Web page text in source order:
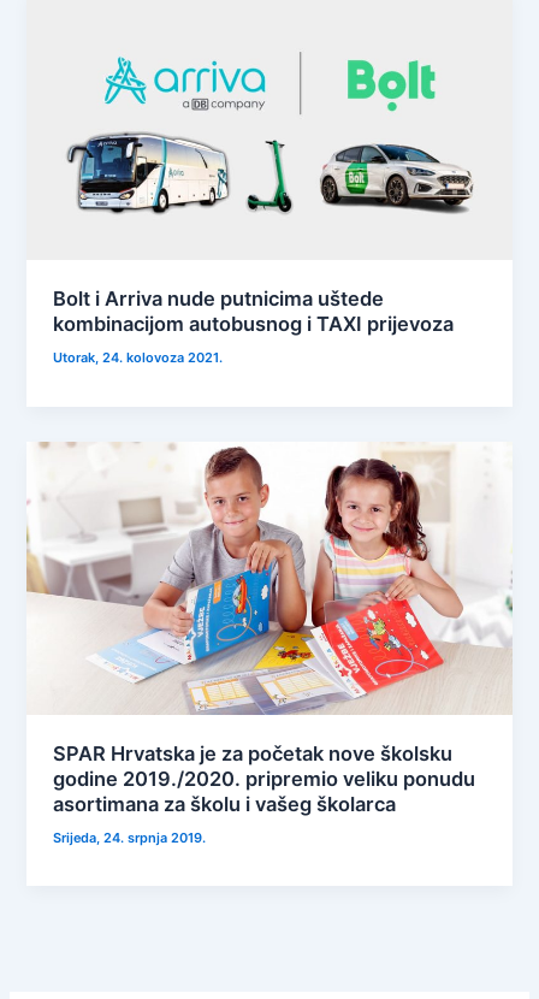
Bolt i Arriva nude putnicima uštede
kombinacijom autobusnog i TAXI prijevoza
Utorak, 24. kolovoza 2021.
SPAR Hrvatska je za početak nove školsku
godine 2019./2020. pripremio veliku ponudu
asortimana za školu i vašeg školarca
Srijeda, 24. srpnja 2019.